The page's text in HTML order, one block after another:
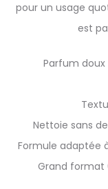
pour un usage
est
Parfum
Nettoie sans
Formule adaptée
Grand format